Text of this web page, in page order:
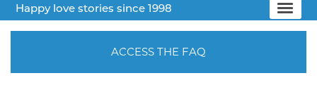
Happy love stories since 1998
ACCESS THE FAQ